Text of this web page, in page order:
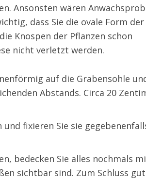
Ansonsten wären
dass Sie die ovale Form der
Knospen der Pflanzen schon
nicht verletzt werden.
auf die Grabensohle
Abstands. Circa 20
fixieren Sie sie
bedecken Sie alles nochmals
sichtbar sind. Zum Schluss gut